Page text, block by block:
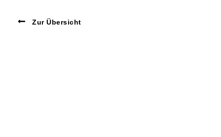
Zur Übersicht